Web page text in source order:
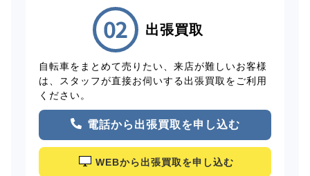
出張買取
自転車をまとめて売りたい、来店が難しいお客様
は、スタッフが直接お伺いする出張買取をご利用
ください。
電話から出張買取を申し込む
WEBから出張買取を申し込む